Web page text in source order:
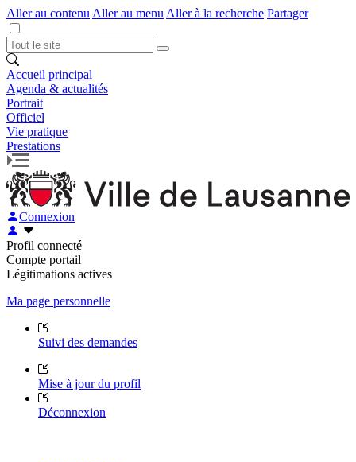
Aller au contenu Aller au menu Aller à la recherche Partager
Accueil principal
Agenda & actualités
Portrait
Officiel
Vie pratique
Prestations
Connexion
Profil connecté
Compte portail
Légitimations actives
Ma page personnelle
Suivi des demandes
Mise à jour du profil
Déconnexion